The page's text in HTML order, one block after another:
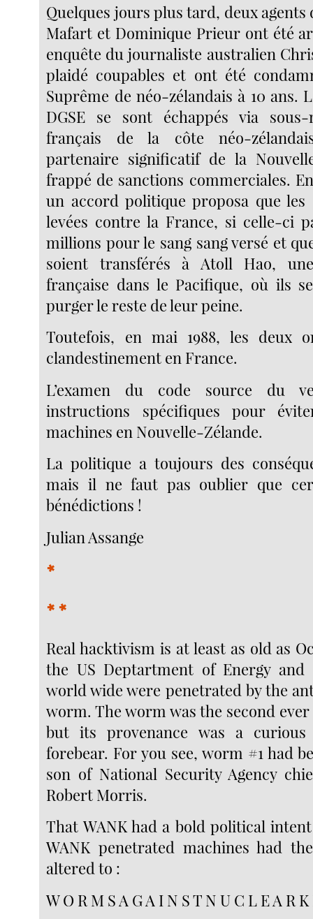
Quelques jours plus tard, deux agents
Mafart et Dominique Prieur ont été
enquête du journaliste australien
plaidé coupables et ont été
Suprême de néo-zélandais à 10 ans.
DGSE se sont échappés via
français de la côte néo-
partenaire significatif de la
frappé de sanctions commerciales.
un accord politique proposa que les
levées contre la France, si celle-ci
millions pour le sang sang versé et
soient transférés à Atoll Hao,
française dans le Pacifique, où ils
purger le reste de leur peine.
Toutefois, en mai 1988, les deux
clandestinement en France.
L’examen du code source du
instructions spécifiques pour
machines en Nouvelle-Zélande.
La politique a toujours des
mais il ne faut pas oublier que
bénédictions !
Julian Assange
*
* *
Real hacktivism is at least as old as
the US Deptartment of Energy and
world wide were penetrated by the
worm. The worm was the second
but its provenance was a
forebear. For you see, worm #1 had
son of National Security Agency
Robert Morris.
That WANK had a bold political
WANK penetrated machines had
altered to :
W O R M S A G A I N S T N U C L E A R